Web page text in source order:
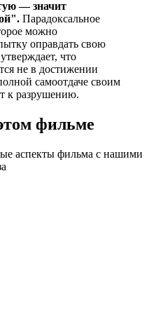
— значит
Парадоксальное
можно
оправдать свою
что
не в достижении
самоотдаче своим
к разрушению.
фильме
аспекты фильма с нашими